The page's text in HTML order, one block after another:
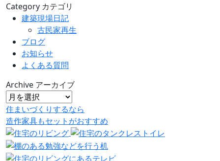
Category カテゴリ
建築現場日記
古民家再生
ブログ
お知らせ
よくある質問
Archive アーカイブ
住まいづくりするなら
造作家具もセット がおすすめ